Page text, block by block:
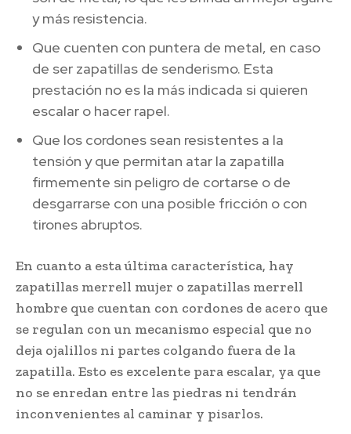
y más resistencia.
Que cuenten con puntera de metal, en caso
de ser zapatillas de senderismo. Esta
prestación no es la más indicada si quieren
escalar o hacer rapel.
Que los cordones sean resistentes a la
tensión y que permitan atar la zapatilla
firmemente sin peligro de cortarse o de
desgarrarse con una posible fricción o con
tirones abruptos.
En cuanto a esta última característica, hay
zapatillas merrell mujer o zapatillas merrell
hombre que cuentan con cordones de acero que
se regulan con un mecanismo especial que no
deja ojalillos ni partes colgando fuera de la
zapatilla. Esto es excelente para escalar, ya que
no se enredan entre las piedras ni tendrán
inconvenientes al caminar y pisarlos.